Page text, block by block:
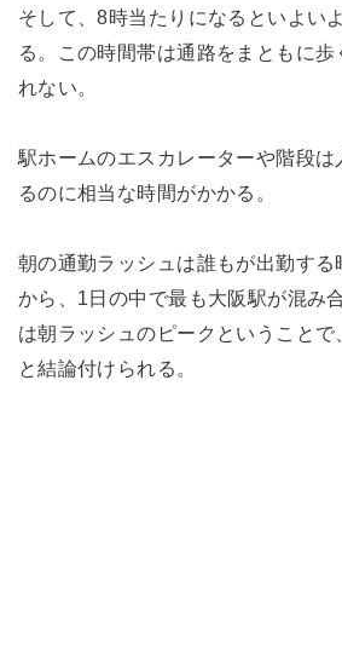
そして、8時当たりになるといよい
る。この時間帯は通路をまともに
れない。
駅ホームのエスカレーターや階段
るのに相当な時間がかかる。
朝の通勤ラッシュは誰もが出勤する
から、1日の中で最も大阪駅が混み
は朝ラッシュのピークということ
と結論付けられる。